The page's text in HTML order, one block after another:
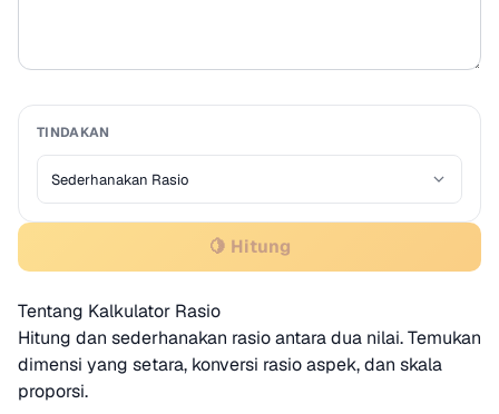
TINDAKAN
🍋 Hitung
Tentang Kalkulator Rasio
Hitung dan sederhanakan rasio antara dua nilai. Temukan
dimensi yang setara, konversi rasio aspek, dan skala
proporsi.